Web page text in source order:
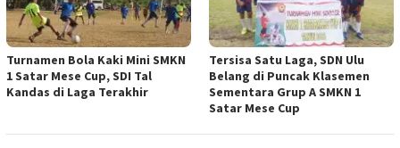
Turnamen Bola Kaki Mini SMKN
1 Satar Mese Cup, SDI Tal
Kandas di Laga Terakhir
Tersisa Satu Laga, SDN Ulu
Belang di Puncak Klasemen
Sementara Grup A SMKN 1
Satar Mese Cup